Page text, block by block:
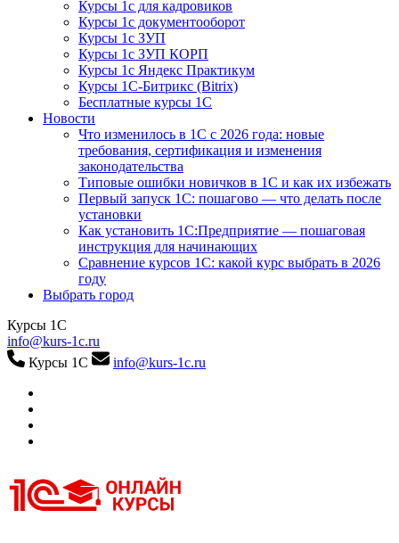
Курсы 1с для кадровиков
Курсы 1с документооборот
Курсы 1с ЗУП
Курсы 1с ЗУП КОРП
Курсы 1с Яндекс Практикум
Курсы 1С-Битрикс (Bitrix)
Бесплатные курсы 1С
Новости
Что изменилось в 1С с 2026 года: новые
требования, сертификация и изменения
законодательства
Типовые ошибки новичков в 1С и как их избежать
Первый запуск 1С: пошагово — что делать после
установки
Как установить 1С:Предприятие — пошаговая
инструкция для начинающих
Сравнение курсов 1С: какой курс выбрать в 2026
году
Выбрать город
Курсы 1С
info@kurs-1c.ru
Курсы 1С
info@kurs-1c.ru